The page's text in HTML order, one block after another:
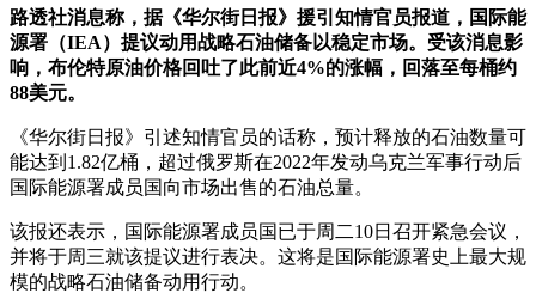
路透社消息称，据《华尔街日报》援引知情官员报道，国际能
源署（IEA）提议动用战略石油储备以稳定市场。受该消息影
响，布伦特原油价格回吐了此前近4%的涨幅，回落至每桶约
88美元。
《华尔街日报》引述知情官员的话称，预计释放的石油数量可
能达到1.82亿桶，超过俄罗斯在2022年发动乌克兰军事行动后
国际能源署成员国向市场出售的石油总量。
该报还表示，国际能源署成员国已于周二10日召开紧急会议，
并将于周三就该提议进行表决。这将是国际能源署史上最大规
模的战略石油储备动用行动。